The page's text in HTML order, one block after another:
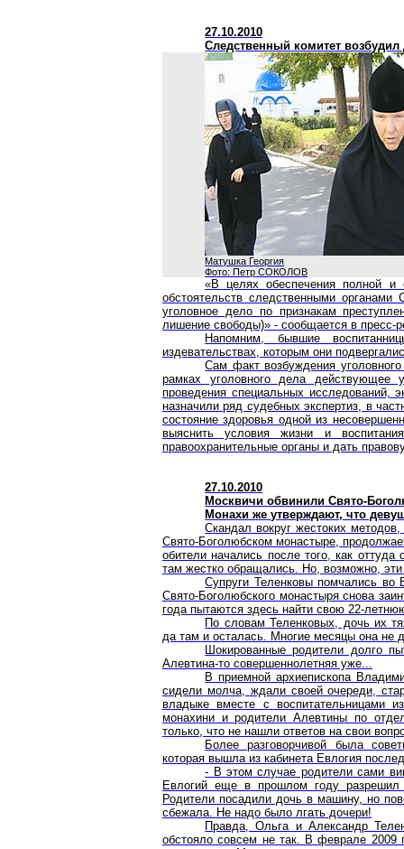
27.10.2010
Следственный комитет
Матушка Георгия
Фото: Петр СОКОЛОВ
«В целях обеспечения полной и
обстоятельств следственными органами
уголовное дело по признакам
лишение свободы)» - сообщается в пресс-
Напомним, бывшие
издевательствах, которым они
Сам факт возбуждения
рамках уголовного дела действующее
проведения специальных исследований,
назначили ряд судебных экспертиз, в
состояние здоровья одной из
выяснить условия жизни и
правоохранительные органы и дать
27.10.2010
Москвичи обвинили Свято-
Монахи же утверждают, что
Скандал вокруг жестоких
Свято-Боголюбском монастыре,
обители начались после того, как
там жестко обращались. Но, возможно,
Супруги Теленковы помчались
Свято-Боголюбского монастыря снова
года пытаются здесь найти свою 22-
По словам Теленковых, дочь их
да там и осталась. Многие месяцы она не
Шокированные родители долго
Алевтина-то совершеннолетняя уже...
В приемной архиепископа
сидели молча, ждали своей очереди,
владыке вместе с воспитательницами
монахини и родители Алевтины по
только, что не нашли ответов на свои
Более разговорчивой была
которая вышла из кабинета Евлогия
- В этом случае родители сами
Евлогий еще в прошлом году разрешил
Родители посадили дочь в машину, но
сбежала. Не надо было лгать дочери!
Правда, Ольга и Александр
обстояло совсем не так. В феврале 2009